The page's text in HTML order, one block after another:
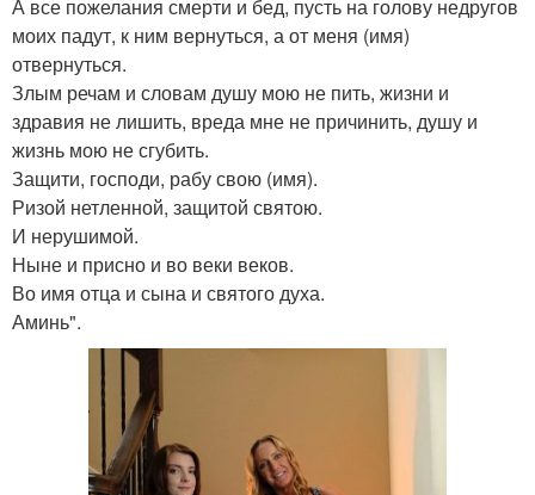
А все пожелания смерти и бед, пусть на голову недругов
моих падут, к ним вернуться, а от меня (имя)
отвернуться.
Злым речам и словам душу мою не пить, жизни и
здравия не лишить, вреда мне не причинить, душу и
жизнь мою не сгубить.
Защити, господи, рабу свою (имя).
Ризой нетленной, защитой святою.
И нерушимой.
Ныне и присно и во веки веков.
Во имя отца и сына и святого духа.
Аминь".